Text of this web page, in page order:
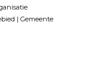
| Gemeente